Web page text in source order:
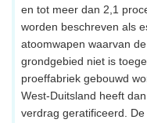
en tot meer dan 2,1
worden beschreven als
atoomwapen waarvan
grondgebied niet is
proeffabriek gebouwd
West-Duitsland heeft
verdrag geratificeerd.